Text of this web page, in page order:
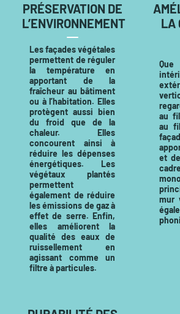
PRÉSERVATION DE
L’ENVIRONNEMENT
Les façades végétales
permettent de réguler
la température en
apportant de la
fraîcheur au bâtiment
ou à l’habitation. Elles
protègent aussi bien
du froid que de la
chaleur. Elles
concourent ainsi à
réduire les dépenses
énergétiques. Les
végétaux plantés
permettent
également de réduire
les émissions de gaz à
effet de serre. Enfin,
elles améliorent la
qualité des eaux de
ruissellement en
agissant comme un
filtre à particules.
LA
au
au
et
mur